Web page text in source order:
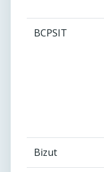
BCPSIT
Bizut